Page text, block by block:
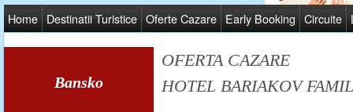
Home Destinatii Turistice Oferte Cazare Early Booking Circuite
Bansko
OFERTA CAZARE
HOTEL BARIAKOV